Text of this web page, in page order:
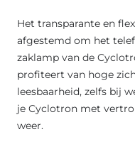
Het transparante en
afgestemd om het
zaklamp van de
profiteert van hoge
leesbaarheid, zelfs bij
je Cyclotron met
weer.